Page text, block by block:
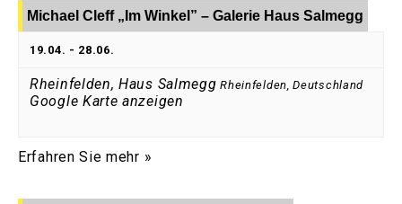
Michael Cleff „Im Winkel” – Galerie Haus Salmegg
19.04. - 28.06.
Rheinfelden, Haus Salmegg Rheinfelden, Deutschland
Google Karte anzeigen
Erfahren Sie mehr »